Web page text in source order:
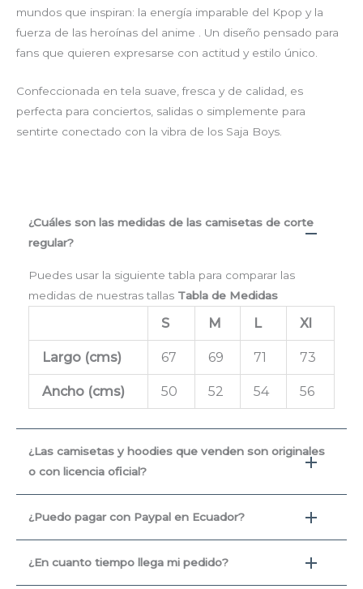
mundos que inspiran: la energía imparable del Kpop y la
fuerza de las heroínas del anime . Un diseño pensado para
fans que quieren expresarse con actitud y estilo único.
Confeccionada en tela suave, fresca y de calidad, es
perfecta para conciertos, salidas o simplemente para
sentirte conectado con la vibra de los Saja Boys.
¿Cuáles son las medidas de las camisetas de corte
regular?
Puedes usar la siguiente tabla para comparar las
medidas de nuestras tallas Tabla de Medidas
S M L Xl
Largo (cms) 67 69 71 73
Ancho (cms) 50 52 54 56
¿Las camisetas y hoodies que venden son originales
o con licencia oficial?
¿Puedo pagar con Paypal en Ecuador?
¿En cuanto tiempo llega mi pedido?